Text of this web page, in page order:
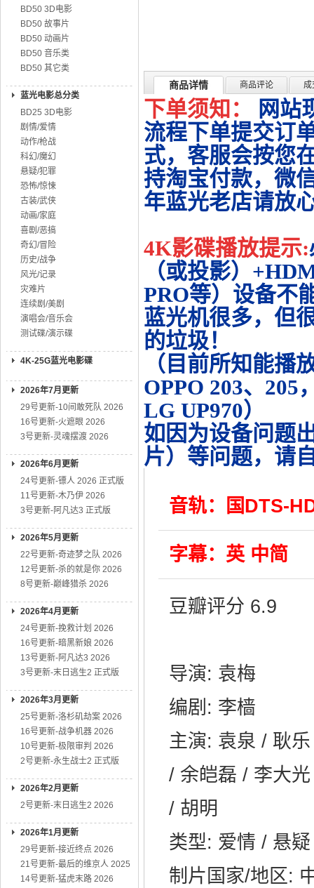
BD50 3D电影
BD50 故事片
BD50 动画片
BD50 音乐类
BD50 其它类
蓝光电影总分类
BD25 3D电影
剧情/爱情
动作/枪战
科幻/魔幻
悬疑/犯罪
恐怖/惊悚
古装/武侠
动画/家庭
喜剧/恶搞
奇幻/冒险
历史/战争
风光/记录
灾难片
连续剧/美剧
演唱会/音乐会
测试碟/演示碟
4K-25G蓝光电影碟
2026年7月更新
29号更新-10间敢死队 2026
16号更新-火遮眼 2026
3号更新-灵魂摆渡 2026
2026年6月更新
24号更新-镖人 2026 正式版
11号更新-木乃伊 2026
3号更新-阿凡达3 正式版
2026年5月更新
22号更新-奇迹梦之队 2026
12号更新-杀的就是你 2026
8号更新-巅峰猎杀 2026
2026年4月更新
24号更新-挽救计划 2026
16号更新-暗黑新娘 2026
13号更新-阿凡达3 2026
3号更新-末日逃生2 正式版
2026年3月更新
25号更新-洛杉矶劫案 2026
16号更新-战争机器 2026
10号更新-极限审判 2026
2号更新-永生战士2 正式版
2026年2月更新
2号更新-末日逃生2 2026
2026年1月更新
29号更新-接近终点 2026
21号更新-最后的维京人 2025
14号更新-猛虎末路 2026
商品详情 商品评论 成
下单须知：
网站
流程下单提交订
式，客服会按您
持淘宝付款，微
年蓝光老店请放
4K影碟播放提示:
（或投影）
PRO等）设备不
蓝光机很多，但
的垃圾！
（目前所知能播
OPPO 203、205
LG UP970）
如因为设备问题
片）等问题，请
音轨：国DTS-
字幕：英 中简
豆瓣评分 6.9
导演: 袁梅
编剧: 李樯
主演: 袁泉 / 耿
/ 余皑磊 / 李大
/ 胡明
类型: 爱情 / 悬
制片国家/地区: